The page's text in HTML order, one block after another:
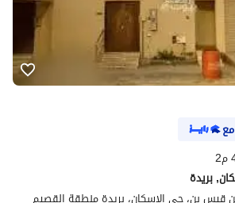
مع
بريدة
قيس بن، حي الاسكان، بريدة منطقة القصيم